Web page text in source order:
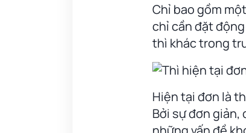
Chỉ bao gồm
chỉ cần đặt
thì khác trong
Hiện tại đơn là
Bởi sự đơn